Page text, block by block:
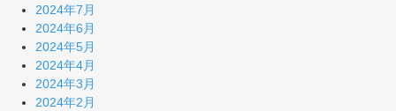
2024年7月
2024年6月
2024年5月
2024年4月
2024年3月
2024年2月